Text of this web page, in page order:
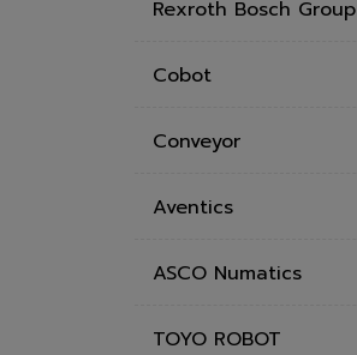
Rexroth Bosch Group
Cobot
Conveyor
Aventics
ASCO Numatics
TOYO ROBOT